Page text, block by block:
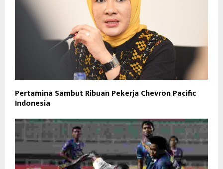
Pertamina Sambut Ribuan Pekerja Chevron Pacific
Indonesia